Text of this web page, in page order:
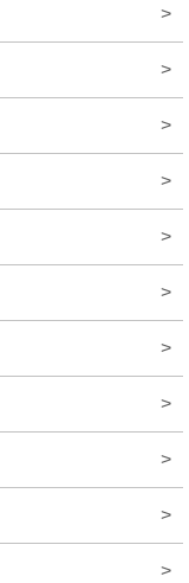
>
>
>
>
>
>
>
>
>
>
>